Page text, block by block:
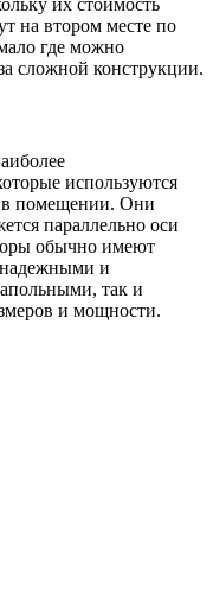
их стоимость
на втором месте по
где можно
сложной конструкции.
используются
в помещении. Они
параллельно оси
обычно имеют
надежными и
так и
и мощности.